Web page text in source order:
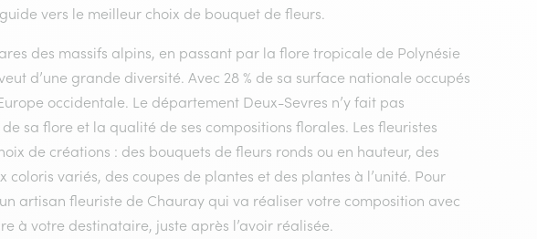
vers le meilleur choix de bouquet de fleurs.
des massifs alpins, en passant par la flore tropicale de Polynésie
d’une grande diversité. Avec 28 % de sa surface nationale occupés
occidentale. Le département Deux-Sevres n’y fait pas
sa flore et la qualité de ses compositions florales. Les fleuristes
de créations : des bouquets de fleurs ronds ou en hauteur, des
variés, des coupes de plantes et des plantes à l’unité. Pour
artisan fleuriste de Chauray qui va réaliser votre composition avec
à votre destinataire, juste après l’avoir réalisée.